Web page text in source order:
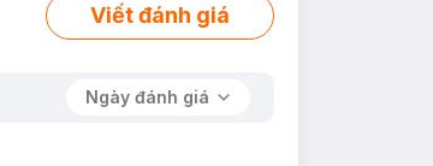
Viết đánh giá
Ngày đánh giá